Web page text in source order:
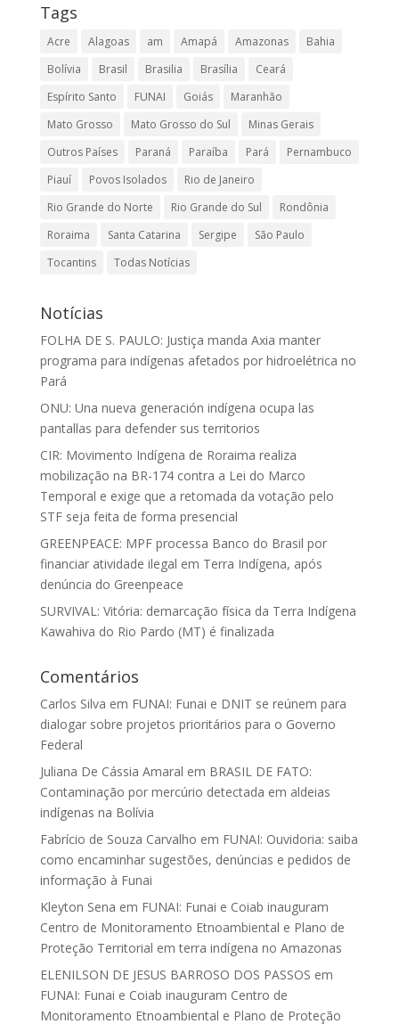
Tags
Acre Alagoas am Amapá Amazonas
Bahia
Bolívia
Brasil Brasilia Brasília
Ceará
Espírito Santo
FUNAI Goiás
Maranhão
Mato Grosso
Mato Grosso do Sul
Minas Gerais
Outros Países
Paraná Paraíba Pará
Pernambuco
Piauí
Povos Isolados
Rio de Janeiro
Rio Grande do Norte
Rio Grande do Sul
Rondônia
Roraima
Santa Catarina Sergipe
São Paulo
Tocantins
Todas Notícias
Notícias
FOLHA DE S. PAULO: Justiça manda Axia manter
programa para indígenas afetados por hidroelétrica no
Pará
ONU: Una nueva generación indígena ocupa las
pantallas para defender sus territorios
CIR: Movimento Indígena de Roraima realiza
mobilização na BR-174 contra a Lei do Marco
Temporal e exige que a retomada da votação pelo
STF seja feita de forma presencial
GREENPEACE: MPF processa Banco do Brasil por
financiar atividade ilegal em Terra Indígena, após
denúncia do Greenpeace
SURVIVAL: Vitória: demarcação física da Terra Indígena
Kawahiva do Rio Pardo (MT) é finalizada
Comentários
Carlos Silva em FUNAI: Funai e DNIT se reúnem para
dialogar sobre projetos prioritários para o Governo
Federal
Juliana De Cássia Amaral em BRASIL DE FATO:
Contaminação por mercúrio detectada em aldeias
indígenas na Bolívia
Fabrício de Souza Carvalho em FUNAI: Ouvidoria: saiba
como encaminhar sugestões, denúncias e pedidos de
informação à Funai
Kleyton Sena em FUNAI: Funai e Coiab inauguram
Centro de Monitoramento Etnoambiental e Plano de
Proteção Territorial em terra indígena no Amazonas
ELENILSON DE JESUS BARROSO DOS PASSOS em
FUNAI: Funai e Coiab inauguram Centro de
Monitoramento Etnoambiental e Plano de Proteção